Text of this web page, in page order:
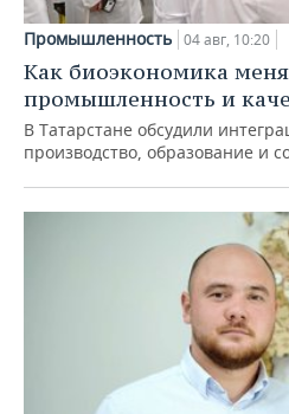
Промышленность 04 авг, 10:20
Как биоэкономика
промышленность и
В Татарстане обсудили
производство, образование и